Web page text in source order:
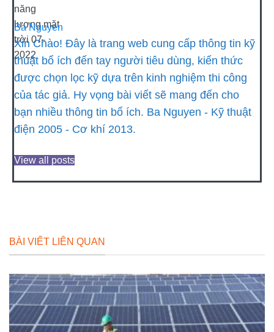
Ba Nguyen
Xin Chào! Đây là trang web cung cấp thông tin kỹ
thuật bổ ích đến tay người tiêu dùng, kiến thức
được chọn lọc kỹ dựa trên kinh nghiệm thi công
của tác giả. Hy vọng bài viết sẽ mang đến cho
bạn nhiều thông tin bổ ích. Ba Nguyen - Kỹ thuật
điện 2005 - Cơ khí 2013.
View all posts
BÀI VIẾT LIÊN QUAN